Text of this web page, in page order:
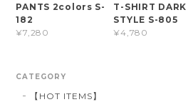
PANTS 2colors S-
182
¥7,280
T-SHIRT DARK
STYLE S-805
¥4,780
CATEGORY
【HOT ITEMS】